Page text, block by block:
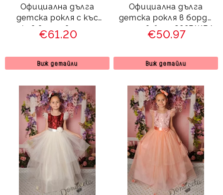
Официална дълга
детска рокля с къс
ръкав в лилаво с тюл
288ЛЦД
€61.20
Виж детайли
Официална дълга
детска рокля в бордо
с тюл в бяло 288ВЖВД
€50.97
Виж детайли